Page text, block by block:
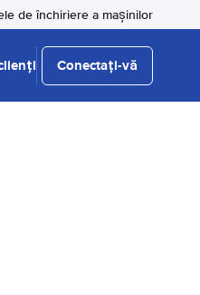
de închiriere a mașinilor
Conectați-vă